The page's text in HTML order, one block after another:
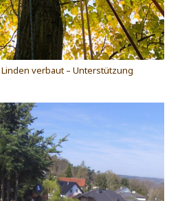
verbaut – Unterstützung